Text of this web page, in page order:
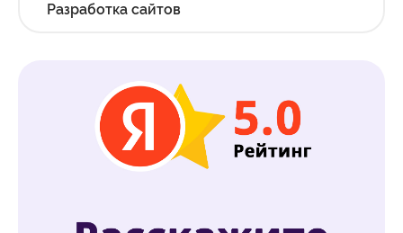
Разработка сайтов